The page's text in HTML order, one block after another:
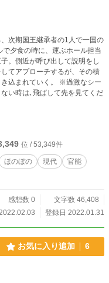
次期国王継承者の1人で一国の
夕食の時に、運ぶホール担当
。側近が呼び出して説明をし
てアプローチするが、その積
いく。 ※過激なシー
い時は､飛ばして先を見てくだ
位 / 53,349件
ほのぼの 現代
官能
感想数 0
文字数 46,408
登録日 2022.01.31
お気に入り追加 6